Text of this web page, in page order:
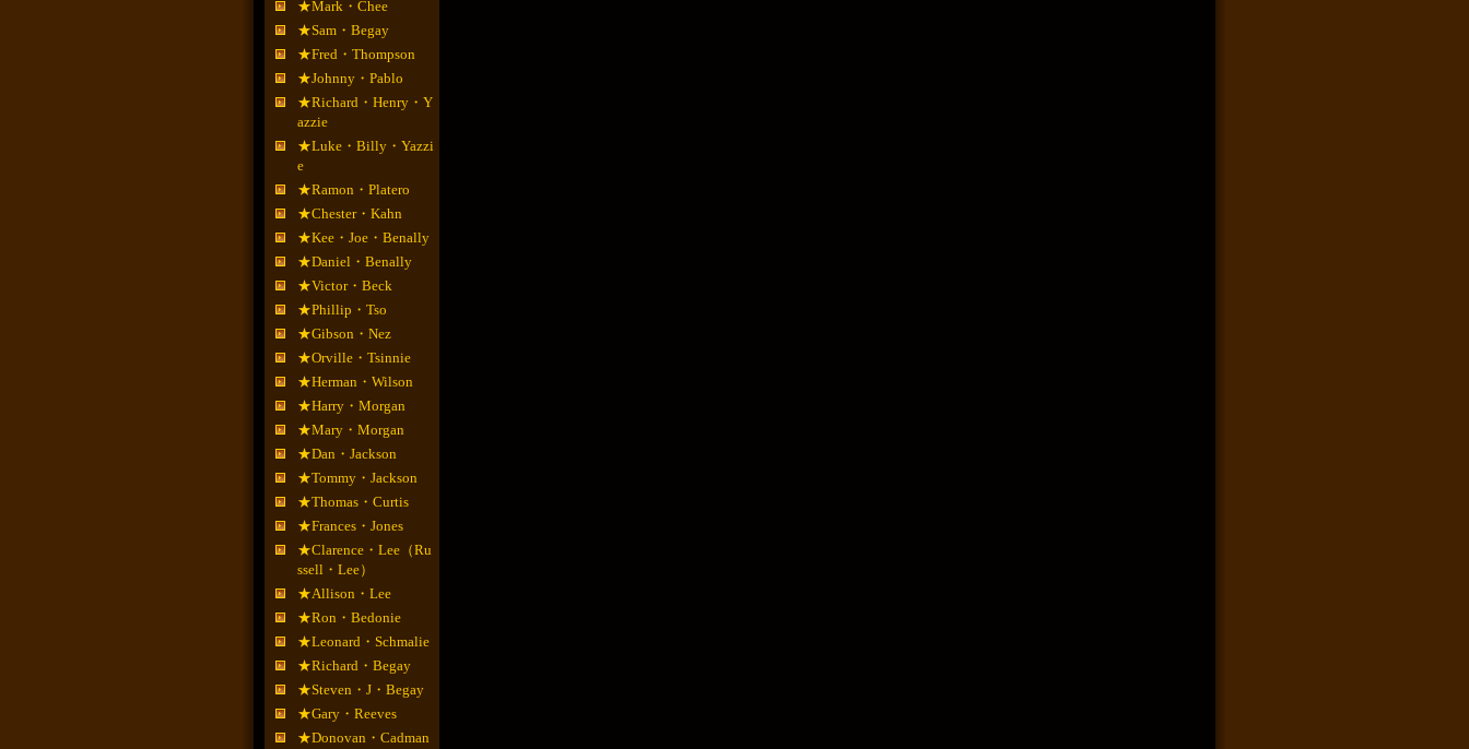
★Mark・Chee
★Sam・Begay
★Fred・Thompson
★Johnny・Pablo
★Richard・Henry・Y
azzie
★Luke・Billy・Yazzi
e
★Ramon・Platero
★Chester・Kahn
★Kee・Joe・Benally
★Daniel・Benally
★Victor・Beck
★Phillip・Tso
★Gibson・Nez
★Orville・Tsinnie
★Herman・Wilson
★Harry・Morgan
★Mary・Morgan
★Dan・Jackson
★Tommy・Jackson
★Thomas・Curtis
★Frances・Jones
★Clarence・Lee（Ru
ssell・Lee）
★Allison・Lee
★Ron・Bedonie
★Leonard・Schmalie
★Richard・Begay
★Steven・J・Begay
★Gary・Reeves
★Donovan・Cadman